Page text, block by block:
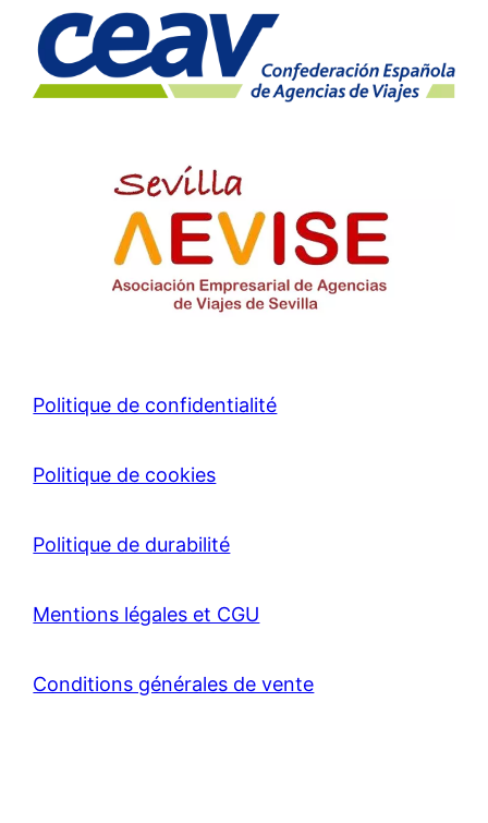
Politique de confidentialité
Politique de cookies
Politique de durabilité
Mentions légales et CGU
Conditions générales de vente